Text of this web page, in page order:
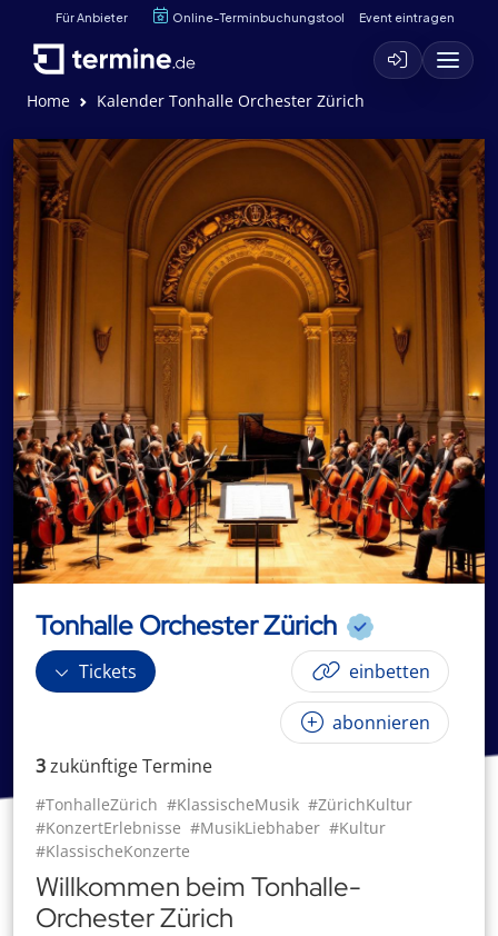
Für Anbieter Online-Terminbuchungstool Event eintragen
Home Kalender Tonhalle Orchester Zürich
Tonhalle Orchester Zürich
Tickets einbetten
abonnieren
3zukünftigeTermine
#TonhalleZürich #KlassischeMusik #ZürichKultur
#KonzertErlebnisse #MusikLiebhaber #Kultur
#KlassischeKonzerte
Willkommen beim Tonhalle-
Orchester Zürich